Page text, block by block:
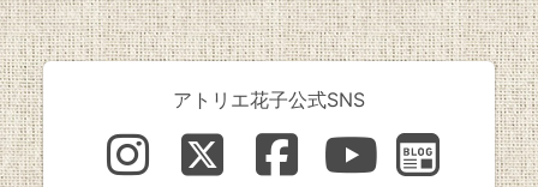
アトリエ花子公式SNS